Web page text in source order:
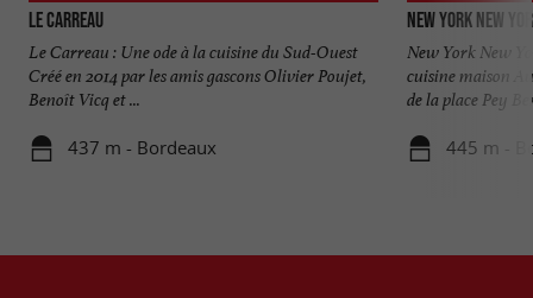
Le Carreau
Le Carreau : Une ode à la cuisine du Sud-Ouest
Créé en 2014 par les amis gascons Olivier Poujet,
Benoît Vicq et ...
437 m - Bordeaux
New York New
New York New
cuisine maison
de la place Pey
445 m -